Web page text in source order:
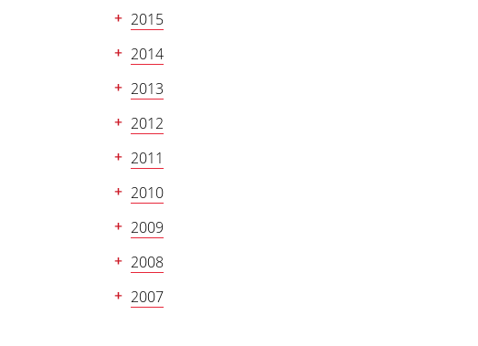
2015
2014
2013
2012
2011
2010
2009
2008
2007